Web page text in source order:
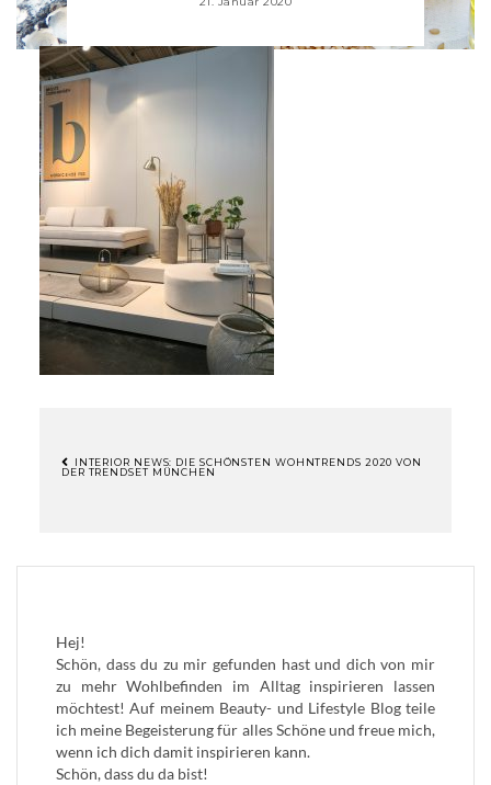
INTERIOR NEWS: DIE SCHÖNSTEN WOHNTRENDS 2020 VON
DER TRENDSET MÜNCHEN
Hej!
Schön, dass du zu mir gefunden hast und dich von mir
zu mehr Wohlbefinden im Alltag inspirieren lassen
möchtest! Auf meinem Beauty- und Lifestyle Blog teile
ich meine Begeisterung für alles Schöne und freue mich,
wenn ich dich damit inspirieren kann.
Schön, dass du da bist!